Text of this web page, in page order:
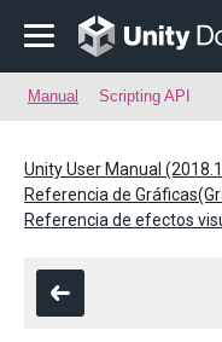
Manual Scripting API
Unity User Manual
Referencia de
Referencia de efectos